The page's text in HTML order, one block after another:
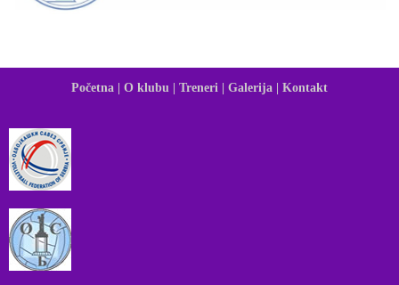
Početna | O klubu | Treneri | Galerija | Kontakt